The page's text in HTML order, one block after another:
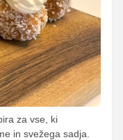
za vse, ki
in svežega sadja.